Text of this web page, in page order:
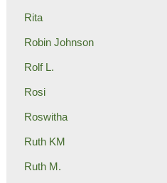
Rita
Robin Johnson
Rolf L.
Rosi
Roswitha
Ruth KM
Ruth M.